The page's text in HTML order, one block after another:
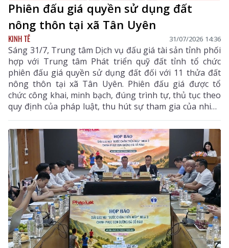
Phiên đấu giá quyền sử dụng đất
nông thôn tại xã Tân Uyên
KINH TẾ 31/07/2026 14:36
Sáng 31/7, Trung tâm Dịch vụ đấu giá tài sản tỉnh phối
hợp với Trung tâm Phát triển quỹ đất tỉnh tổ chức
phiên đấu giá quyền sử dụng đất đối với 11 thửa đất
nông thôn tại xã Tân Uyên. Phiên đấu giá được tổ
chức công khai, minh bạch, đúng trình tự, thủ tục theo
quy định của pháp luật, thu hút sự tham gia của nhiều
khách hàng có nhu cầu sử dụng đất và đầu tư.